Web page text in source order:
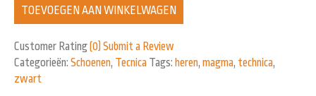
TOEVOEGEN AAN WINKELWAGEN
Customer Rating(0) Submit a Review
Categorieën: Schoenen, Tecnica Tags: heren, magma, technica,
zwart